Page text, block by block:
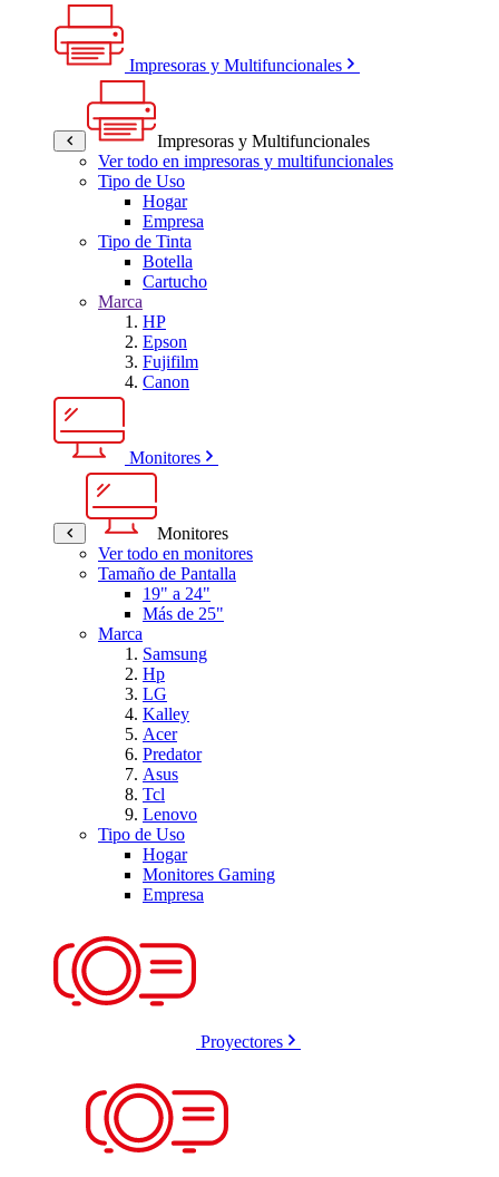
Impresoras y Multifuncionales
Impresoras y Multifuncionales
Ver todo en impresoras y multifuncionales
Tipo de Uso
Hogar
Empresa
Tipo de Tinta
Botella
Cartucho
Marca
HP
Epson
Fujifilm
Canon
Monitores
Monitores
Ver todo en monitores
Tamaño de Pantalla
19" a 24"
Más de 25"
Marca
Samsung
Hp
LG
Kalley
Acer
Predator
Asus
Tcl
Lenovo
Tipo de Uso
Hogar
Monitores Gaming
Empresa
Proyectores